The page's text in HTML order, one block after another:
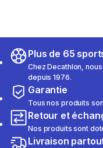
Plus de 65
Chez Decathlon,
depuis 1976.
Garantie
Tous nos produits
Retour et
Nos produits sont
Livraison